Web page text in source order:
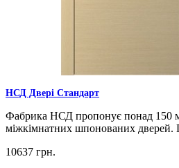
НСД Двері Стандарт
Фабрика НСД пропонує понад 150
міжкімнатних шпонованих дверей.
10637 грн.